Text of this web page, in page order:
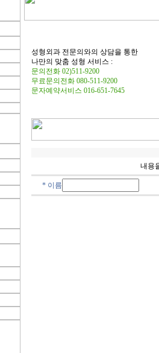
성형외과 전문의와의 상담을 통한
나만의 맞춤 성형 서비스 :
문의전화 02)511-9200
무료문의전화 080-511-9200
문자예약서비스 016-651-7645
내용
* 이름